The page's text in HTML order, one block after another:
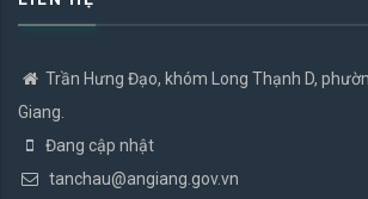
Trần Hưng Đạo, khóm Long Thạnh D,
Giang.
Đang cập nhật
tanchau@angiang.gov.vn